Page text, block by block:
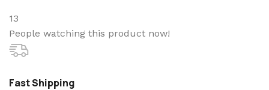
13
People watching this product now!
Fast Shipping